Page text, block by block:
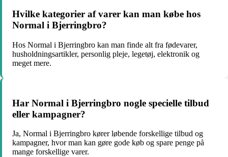
Hvilke kategorier af varer kan man købe hos
Normal i Bjerringbro?
Hos Normal i Bjerringbro kan man finde alt fra fødevarer,
husholdningsartikler, personlig pleje, legetøj, elektronik og
meget mere.
Har Normal i Bjerringbro nogle specielle tilbud
eller kampagner?
Ja, Normal i Bjerringbro kører løbende forskellige tilbud og
kampagner, hvor man kan gøre gode køb og spare penge på
mange forskellige varer.